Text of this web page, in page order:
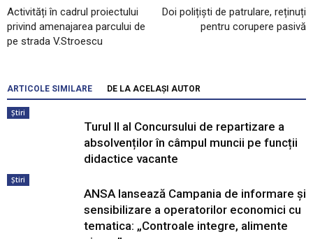
Activități în cadrul proiectului
privind amenajarea parcului de
pe strada V.Stroescu
Doi polițiști de patrulare, reținuți
pentru corupere pasivă
ARTICOLE SIMILARE DE LA ACELAȘI AUTOR
Știri
Turul II al Concursului de repartizare a
absolvenților în câmpul muncii pe funcții
didactice vacante
Știri
ANSA lansează Campania de informare și
sensibilizare a operatorilor economici cu
tematica: „Controale integre, alimente